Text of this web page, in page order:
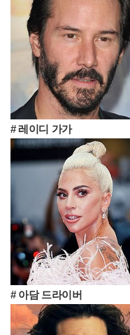
# 레이디 가가
# 아담 드라이버